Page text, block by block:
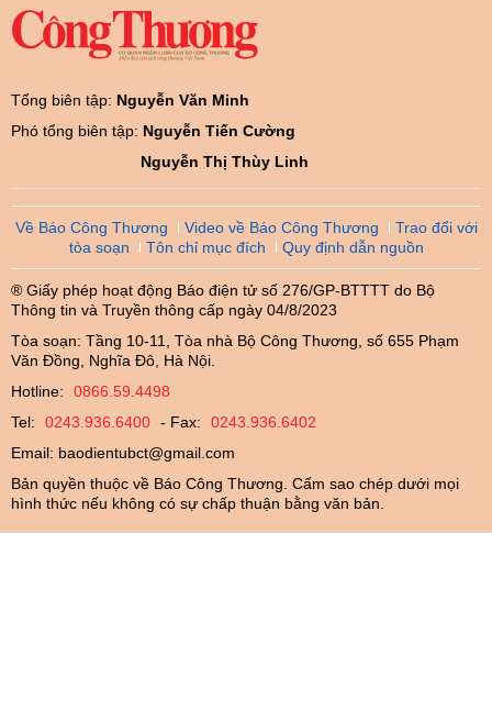
Tổng biên tập: Nguyễn Văn Minh
Phó tổng biên tập: Nguyễn Tiến Cường
Nguyễn Thị Thùy Linh
Về Báo Công Thương Video về Báo Công Thương
Trao đổi với
tòa soạn
Tôn chỉ mục đích Quy định dẫn nguồn
® Giấy phép hoạt động Báo điện tử số 276/GP-BTTTT do Bộ
Thông tin và Truyền thông cấp ngày 04/8/2023
Tòa soạn: Tầng 10-11, Tòa nhà Bộ Công Thương, số 655 Phạm
Văn Đồng, Nghĩa Đô, Hà Nội.
Hotline:
0866.59.4498
Tel:
0243.936.6400 - Fax:
0243.936.6402
Email: baodientubct@gmail.com
Bản quyền thuộc về Báo Công Thương. Cấm sao chép dưới mọi
hình thức nếu không có sự chấp thuận bằng văn bản.